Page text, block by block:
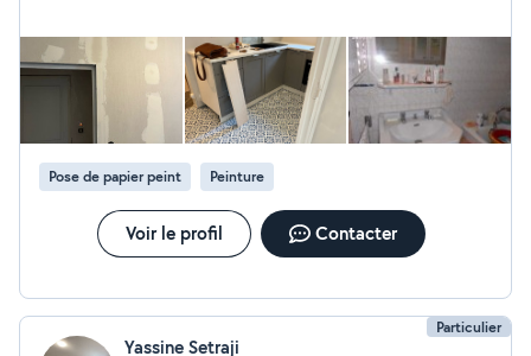
Pose de papier peint Peinture
Voir le profil Contacter
Particulier
Yassine Setraji